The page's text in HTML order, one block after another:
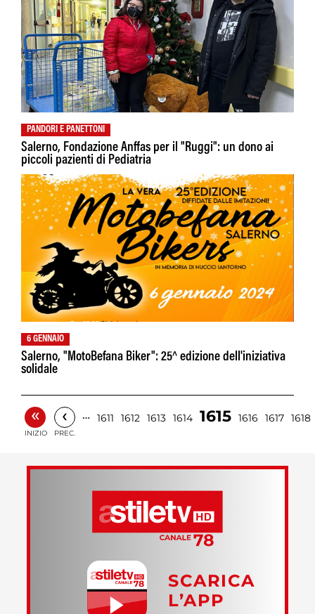
PANDORI E PANETTONI
Salerno, Fondazione Anffas per il "Ruggi": un dono ai
piccoli pazienti di Pediatria
6 GENNAIO
Salerno, "MotoBefana Biker": 25^ edizione dell'iniziativa
solidale
«
INIZIO
‹
PREC.
… 1611 1612 1613 1614 1615 1616 1617 1618
SCARICA
L’APP